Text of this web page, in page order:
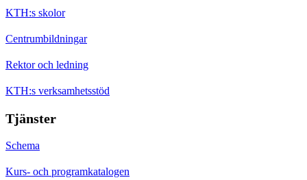
KTH:s skolor
Centrumbildningar
Rektor och ledning
KTH:s verksamhetsstöd
Tjänster
Schema
Kurs- och programkatalogen